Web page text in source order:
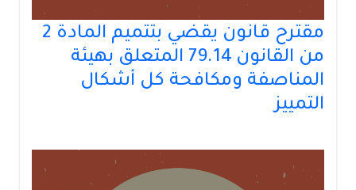
مقترح قانون يقضي بتتميم المادة 2
من القانون 79.14 المتعلق بهيئة
المناصفة ومكافحة كل أشكال
التمييز